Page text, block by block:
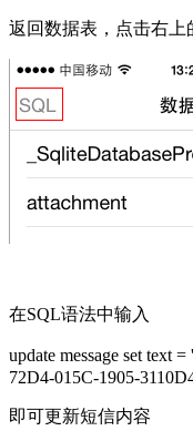
返回数据表，点击右上
在SQL语法中输入
update message set text
72D4-015C-1905-
即可更新短信内容